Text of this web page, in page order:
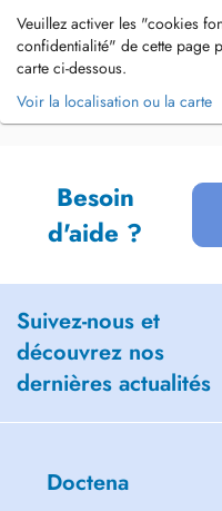
Veuillez activer les "cookies
confidentialité" de cette page
carte ci-dessous.
Voir la localisation ou la carte
Besoin
d'aide ?
Suivez-nous et
découvrez nos
dernières actualités
Doctena